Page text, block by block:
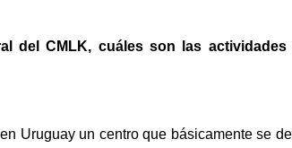
del CMLK, cuáles son las actividades
Uruguay un centro que básicamente se